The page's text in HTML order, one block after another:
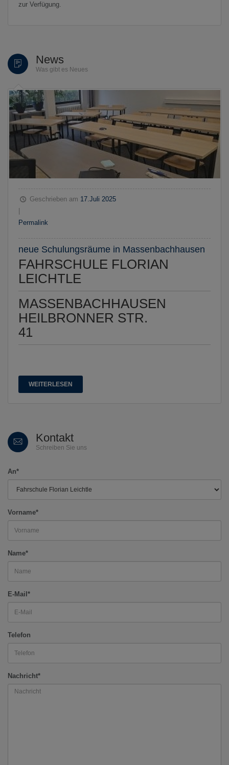
zur Verfügung.
News
Was gibt es Neues
Geschrieben am 17.Juli 2025
Permalink
neue Schulungsräume in Massenbachhausen
FAHRSCHULE FLORIAN
LEICHTLE
MASSENBACHHAUSEN
HEILBRONNER STR.
41
WEITERLESEN
Kontakt
Schreiben Sie uns
An*
Vorname*
Name*
E-Mail*
Telefon
Nachricht*